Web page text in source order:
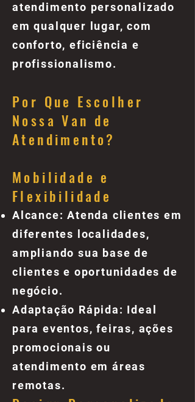
atendimento personalizado
em qualquer lugar, com
conforto, eficiência e
profissionalismo.
Por Que Escolher
Nossa Van de
Atendimento?
Mobilidade e
Flexibilidade
Alcance: Atenda clientes em
diferentes localidades,
ampliando sua base de
clientes e oportunidades de
negócio.
Adaptação Rápida: Ideal
para eventos, feiras, ações
promocionais ou
atendimento em áreas
remotas.